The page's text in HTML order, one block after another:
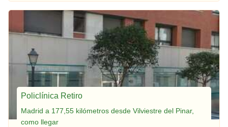
Policlínica Retiro
Madrid a 177,55 kilómetros desde Vilviestre del Pinar,
como llegar